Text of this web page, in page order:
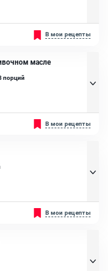
Петрушка
супе, добавляют
, Лук
Капуста
Петрушка (зелень),
В мои рецепты
масле
порций
основы для
Майоран сушеный,
Хрен
сельдерея,
В мои рецепты
Помидоры,
Специи,
В мои рецепты